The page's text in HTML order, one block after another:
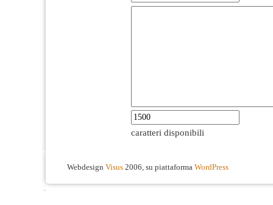
caratteri disponibili
Webdesign Visus 2006, su piattaforma WordPress